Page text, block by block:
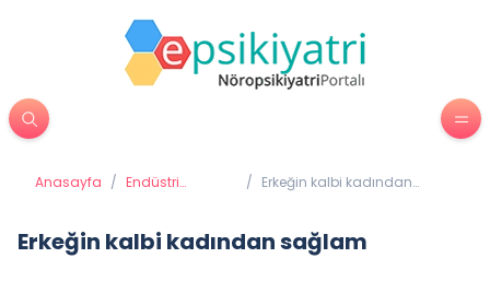
Anasayfa / Endüstri
/ Erkeğin kalbi kadından
Erkeğin kalbi kadından sağlam